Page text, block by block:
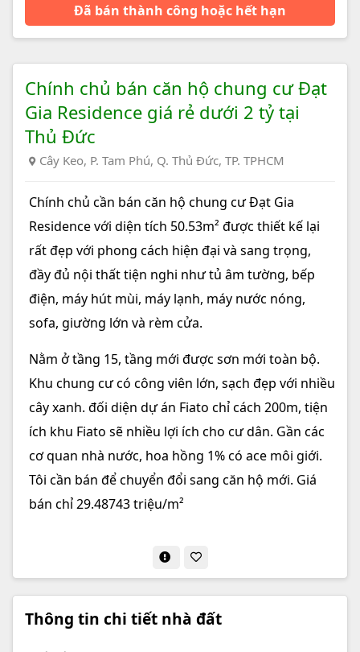
Đã bán thành công hoặc hết hạn
Chính chủ bán căn hộ chung cư Đạt
Gia Residence giá rẻ dưới 2 tỷ tại
Thủ Đức
Cây Keo, P. Tam Phú, Q. Thủ Đức, TP. TPHCM
Chính chủ cần bán căn hộ chung cư Đạt Gia
Residence với diện tích 50.53m² được thiết kế lại
rất đẹp với phong cách hiện đại và sang trọng,
đầy đủ nội thất tiện nghi như tủ âm tường, bếp
điện, máy hút mùi, máy lạnh, máy nước nóng,
sofa, giường lớn và rèm cửa.
Nằm ở tầng 15, tầng mới được sơn mới toàn bộ.
Khu chung cư có công viên lớn, sạch đẹp với nhiều
cây xanh. đối diện dự án Fiato chỉ cách 200m, tiện
ích khu Fiato sẽ nhiều lợi ích cho cư dân. Gần các
cơ quan nhà nước, hoa hồng 1% có ace môi giới.
Tôi cần bán để chuyển đổi sang căn hộ mới. Giá
bán chỉ 29.48743 triệu/m²
Thông tin chi tiết nhà đất